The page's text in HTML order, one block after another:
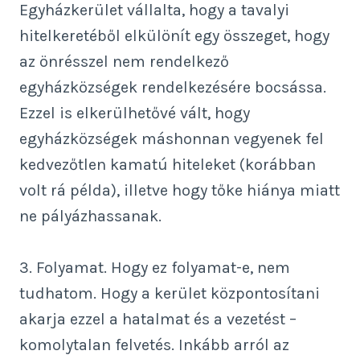
Egyházkerület vállalta, hogy a tavalyi
hitelkeretéből elkülönít egy összeget, hogy
az önrésszel nem rendelkező
egyházközségek rendelkezésére bocsássa.
Ezzel is elkerülhetővé vált, hogy
egyházközségek máshonnan vegyenek fel
kedvezőtlen kamatú hiteleket (korábban
volt rá példa), illetve hogy tőke hiánya miatt
ne pályázhassanak.
3. Folyamat. Hogy ez folyamat-e, nem
tudhatom. Hogy a kerület központosítani
akarja ezzel a hatalmat és a vezetést –
komolytalan felvetés. Inkább arról az